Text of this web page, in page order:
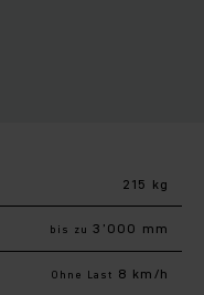
215 kg
bis zu 3’000 mm
Ohne Last 8 km/h